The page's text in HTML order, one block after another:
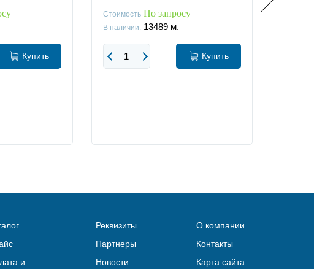
Купить
СтоимостьПо запросу
В наличии:13489 м.
Купить
и
Реквизиты
Партнеры
Новости
О компании
Контакты
Карта сайта